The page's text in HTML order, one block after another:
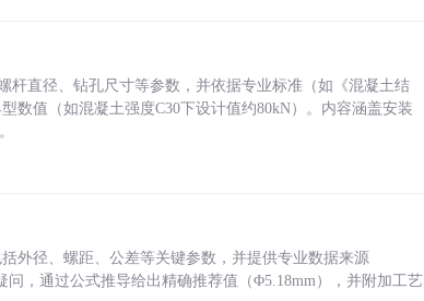
杆直径、钻孔尺寸等参数，并依据专业标准（如《混凝土结
数值（如混凝土强度C30下设计值约80kN）。内容涵盖安装
外径、螺距、公差等关键参数，并提供专业数据来源
问，通过公式推导给出精确推荐值（Φ5.18mm），并附加工艺